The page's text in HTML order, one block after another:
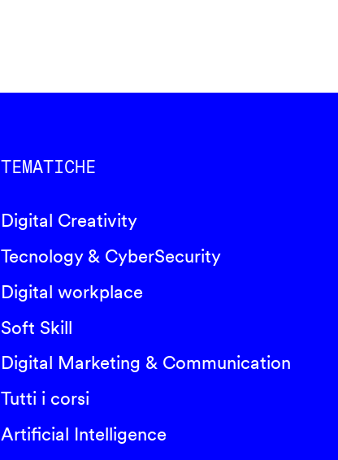
TEMATICHE
Digital Creativity
Tecnology & CyberSecurity
Digital workplace
Soft Skill
Digital Marketing & Communication
Tutti i corsi
Artificial Intelligence